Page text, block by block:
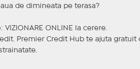
de dimineata pe terasa?
VIZIONARE ONLINE la cerere.
Premier Credit Hub te ajuta gratuit